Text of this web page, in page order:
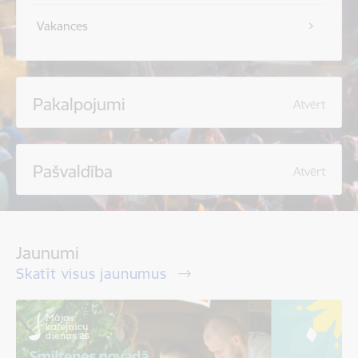
Vakances
Pakalpojumi Atvērt
Pašvaldība Atvērt
Jaunumi
Skatīt visus jaunumus